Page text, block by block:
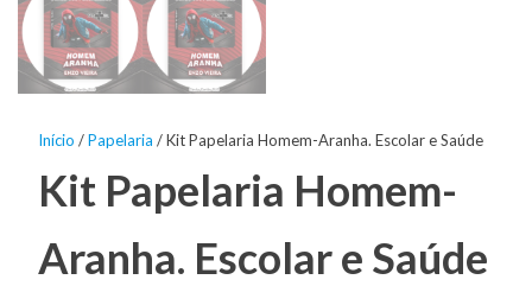
Início /Papelaria / Kit Papelaria Homem-Aranha. Escolar e Saúde
Kit Papelaria Homem-
Aranha. Escolar e Saúde